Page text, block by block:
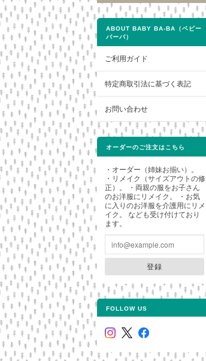
ABOUT BABY BA-BA（ベビー
バーバ）
ご利用ガイド
特定商取引法に基づく表記
お問い合わせ
オーダーのご注文はこちら
・オーダー（姉妹お揃い）。
・リメイク（サイズアウトの修
正）。 ・両親の服をお子さん
のお洋服にリメイク。 ・お気
に入りのお洋服を介護用にリメ
イク。 なども受け付けており
ます。
登録
FOLLOW US